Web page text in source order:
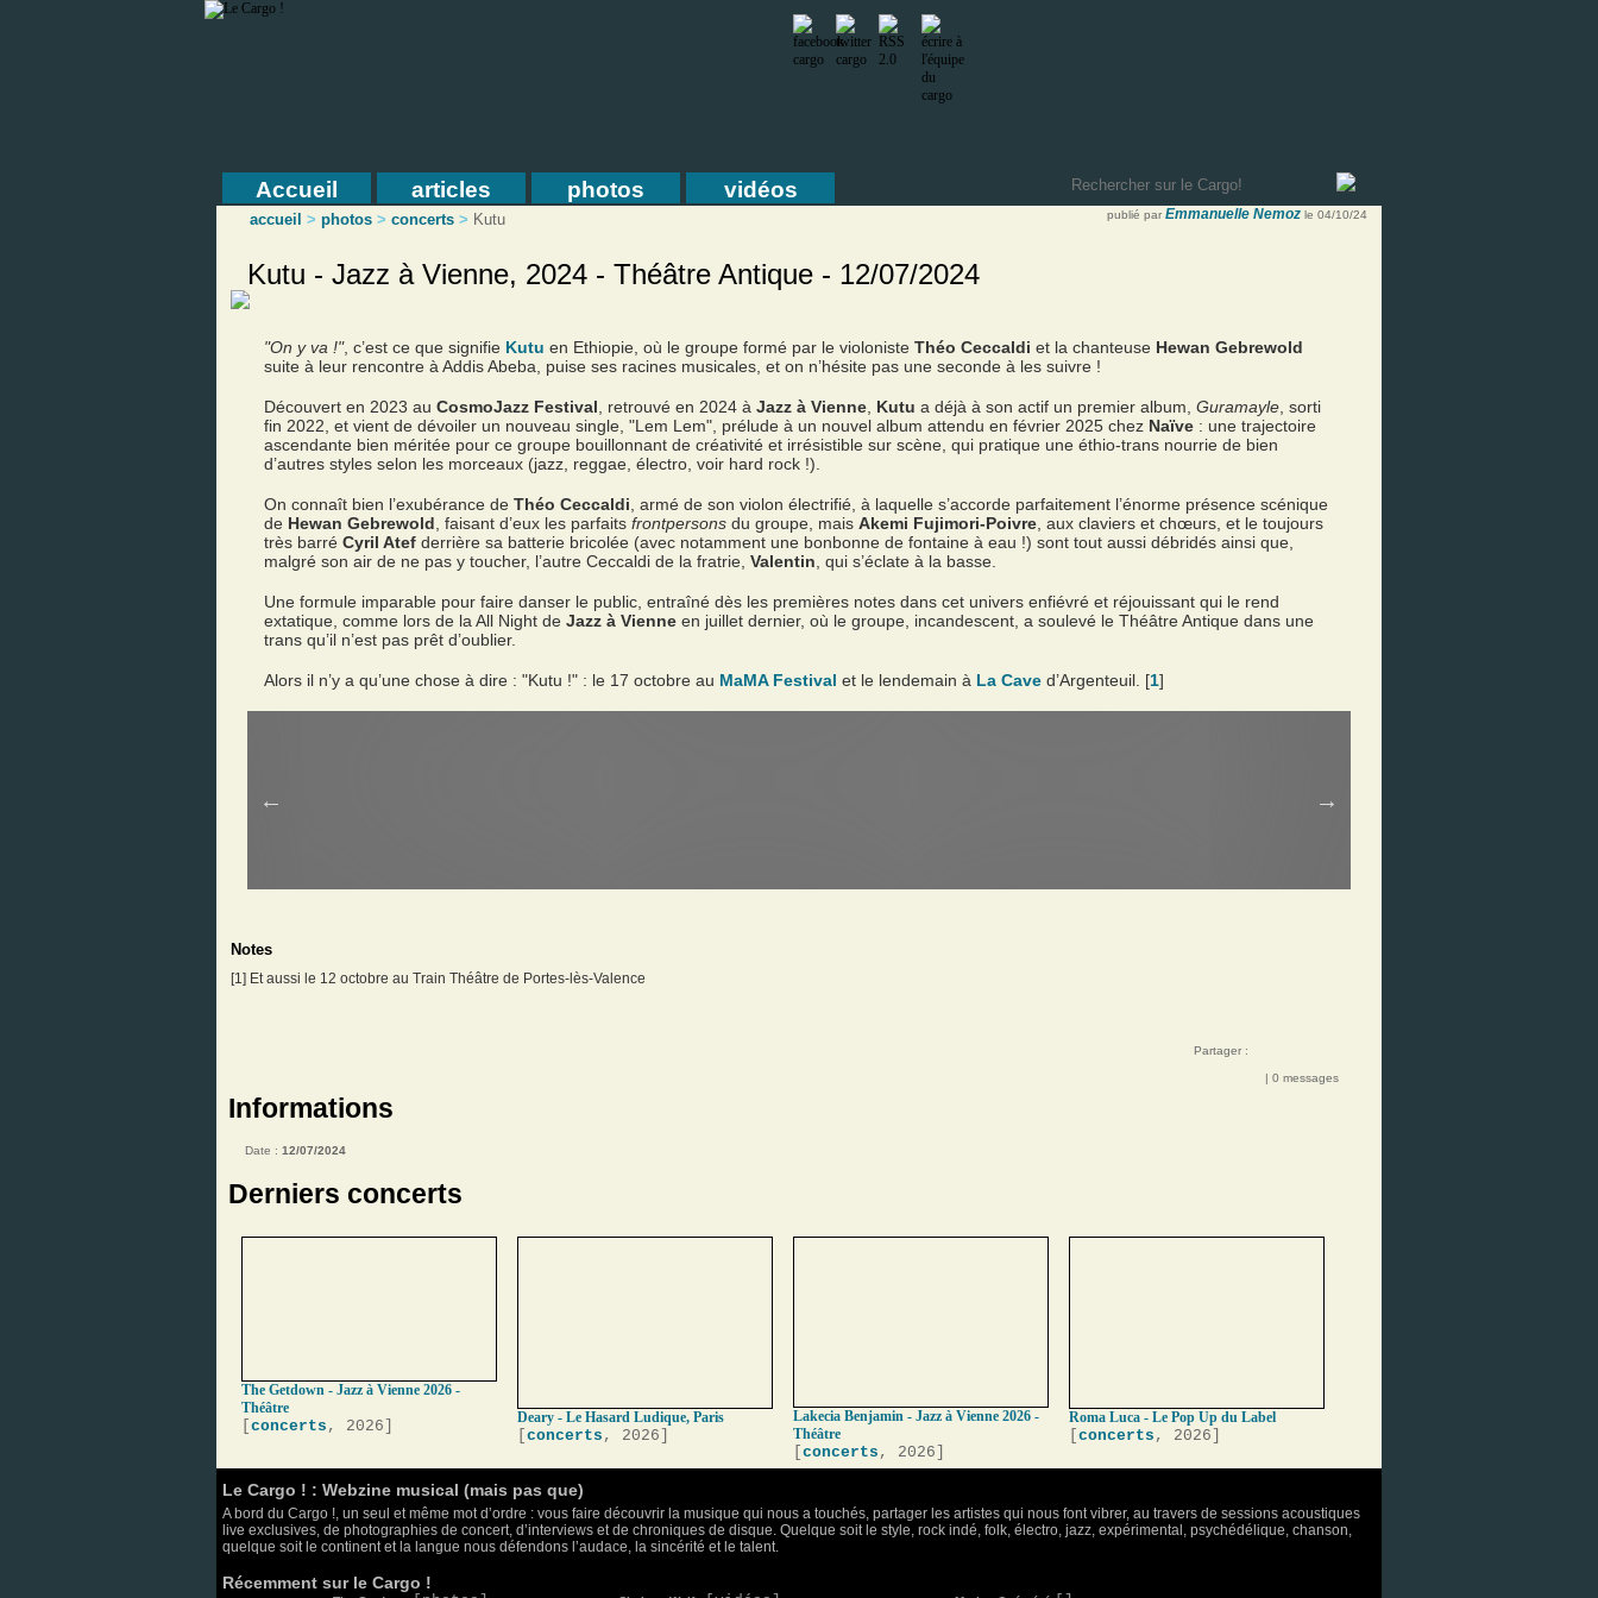
Accueil articles photos vidéos
accueil > photos > concerts > Kutu publié par Emmanuelle Nemoz le 04/10/24
Kutu - Jazz à Vienne, 2024 - Théâtre Antique - 12/07/2024
"On y va !", c’est ce que signifie Kutu en Ethiopie, où le groupe formé par le violoniste Théo Ceccaldi et la chanteuse Hewan Gebrewold
suite à leur rencontre à Addis Abeba, puise ses racines musicales, et on n’hésite pas une seconde à les suivre !
Découvert en 2023 au CosmoJazz Festival , retrouvé en 2024 à Jazz à Vienne Kutu a déjà à son actif un premier album, Guramayle , sorti
fin 2022, et vient de dévoiler un nouveau single, "Lem Lem", prélude à un nouvel album attendu en février 2025 chez Naïve : une trajectoire
ascendante bien méritée pour ce groupe bouillonnant de créativité et irrésistible sur scène, qui pratique une éthio-trans nourrie de bien
d’autres styles selon les morceaux (jazz, reggae, électro, voir hard rock !).
On connaît bien l’exubérance de Théo Ceccaldi , armé de son violon électrifié, à laquelle s’accorde parfaitement l’énorme présence scénique
de Hewan Gebrewold , faisant d’eux les parfaits frontpersons du groupe, mais Akemi Fujimori-Poivre , aux claviers et chœurs, et le toujours
très barré Cyril Atef derrière sa batterie bricolée (avec notamment une bonbonne de fontaine à eau !) sont tout aussi débridés ainsi que,
malgré son air de ne pas y toucher, l’autre Ceccaldi de la fratrie, Valentin , qui s’éclate à la basse.
Une formule imparable pour faire danser le public, entraîné dès les premières notes dans cet univers enfiévré et réjouissant qui le rend
extatique, comme lors de la All Night de Jazz à Vienne en juillet dernier, où le groupe, incandescent, a soulevé le Théâtre Antique dans une
trans qu’il n’est pas prêt d’oublier.
Alors il n’y a qu’une chose à dire : "Kutu !" : le 17 octobre au MaMA Festival et le lendemain à La Cave d’Argenteuil. [1]
Notes
[1] Et aussi le 12 octobre au Train Théâtre de Portes-lès-Valence
Partager :
| 0 messages
Informations
Date : 12/07/2024
Derniers concerts
The Getdown - Jazz à Vienne 2026 -
Théâtre
concerts , 2026] Deary - Le Hasard Ludique, Paris
concerts , 2026]
Lakecia Benjamin - Jazz à Vienne 2026 -
Théâtre
concerts , 2026]
Roma Luca - Le Pop Up du Label
concerts , 2026]
Le Cargo ! : Webzine musical (mais pas que)
A bord du Cargo !, un seul et même mot d’ordre : vous faire découvrir la musique qui nous a touchés, partager les artistes qui nous font vibrer, au travers de sessions acoustiques
live exclusives, de photographies de concert, d’interviews et de chroniques de disque. Quelque soit le style, rock indé, folk, électro, jazz, expérimental, psychédélique, chanson,
quelque soit le continent et la langue nous défendons l’audace, la sincérité et le talent.
Récemment sur le Cargo !